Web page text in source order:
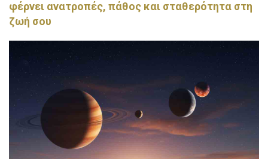
φέρνει ανατροπές, πάθος και σταθερότητα στη
ζωή σου